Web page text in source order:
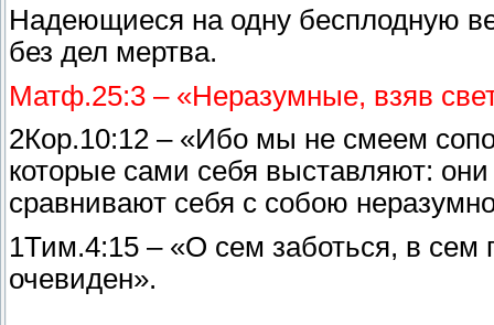
Надеющиеся на одну бесплодную
без дел мертва.
Матф.25:3 – «Неразумные, взяв
2Кор.10:12 – «Ибо мы не смеем
которые сами себя выставляют:
сравнивают себя с собою
1Тим.4:15 – «О сем заботься, в
очевиден».